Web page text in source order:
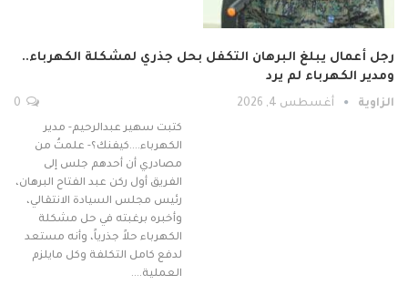
رجل أعمال يبلغ البرهان التكفل بحل جذري لمشكلة الكهرباء..
ومدير الكهرباء لم يرد
الزاوية أغسطس 4, 2026
كتبت سهير عبدالرحيم- مدير
الكهرباء....كيفنك؟- علمتُ من
مصادري أن أحدهم جلس إلى
الفريق أول ركن عبد الفتاح البرهان،
رئيس مجلس السيادة الانتقالي،
وأخبره برغبته في حل مشكلة
الكهرباء حلاً جذرياً، وأنه مستعد
لدفع كامل التكلفة وكل مايلزم
العملية.…